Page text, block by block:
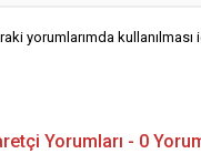
yorumlarımda
Yorumları - 0